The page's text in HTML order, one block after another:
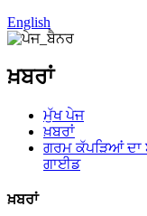
English
ਖ਼ਬਰਾਂ
ਮੁੱਖ ਪੇਜ
ਖ਼ਬਰਾਂ
ਗਰਮ ਕੱਪੜਿਆਂ ਦਾ
ਗਾਈਡ
ਖ਼ਬਰਾਂ